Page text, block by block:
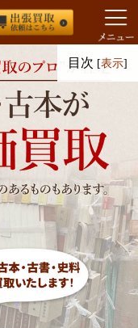
目次 [表示]